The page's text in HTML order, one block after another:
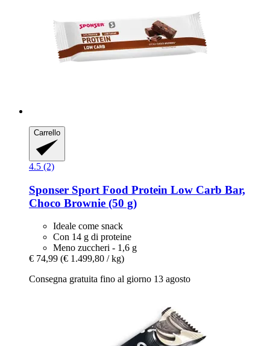
Carrello
4.5 (2)
Sponser Sport Food Protein Low Carb Bar,
Choco Brownie (50 g)
Ideale come snack
Con 14 g di proteine
Meno zuccheri - 1,6 g
€ 74,99 (€ 1.499,80 / kg)
Consegna gratuita fino al giorno 13 agosto